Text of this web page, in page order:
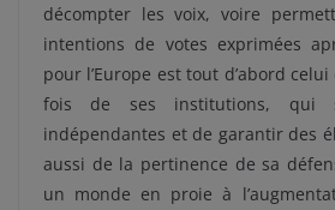
décompter les voix, voire
intentions de votes exprimées
pour l’Europe est tout d’abord
fois de ses institutions, qui
indépendantes et de garantir des
aussi de la pertinence de sa
un monde en proie à